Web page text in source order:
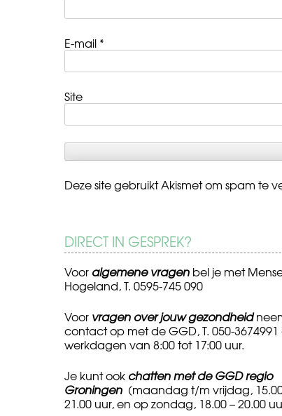
E-mail *
Site
Deze site gebruikt Akismet om spam te
DIRECT IN GESPREK?
Voor algemene vragen bel je met
Hogeland, T. 0595-745 090
Voor vragen over jouw gezondheid
contact op met de GGD, T. 050-
werkdagen van 8:00 tot 17:00 uur.
Je kunt ook chatten met de GGD regio
Groningen (maandag t/m vrijdag,
21.00 uur, en op zondag, 18.00 – 20.00